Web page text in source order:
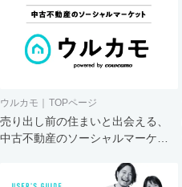
ウルカモ｜TOPページ
売り出し前の住まいと出会える、
中古不動産のソーシャルマーケッ